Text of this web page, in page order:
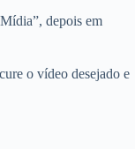
depois em
o vídeo desejado e